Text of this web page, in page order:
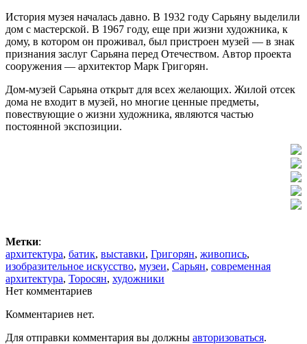
История музея началась давно. В 1932 году Сарьяну выделили
дом с мастерской. В 1967 году, еще при жизни художника, к
дому, в котором он проживал, был пристроен музей — в знак
признания заслуг Сарьяна перед Отечеством. Автор проекта
сооружения — архитектор Марк Григорян.
Дом-музей Сарьяна открыт для всех желающих. Жилой отсек
дома не входит в музей, но многие ценные предметы,
повествующие о жизни художника, являются частью
постоянной экспозиции.
Метки:
архитектура, батик, выставки, Григорян, живопись,
изобразительное искусство, музеи, Сарьян, современная
архитектура, Торосян, художники
Нет комментариев
Комментариев нет.
Для отправки комментария вы должны авторизоваться.